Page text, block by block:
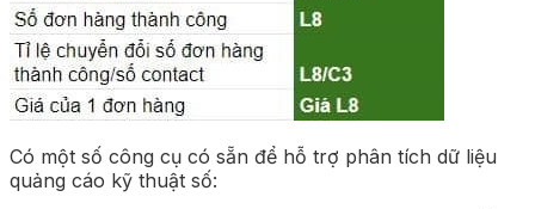
Có một số công cụ có sẵn để hỗ trợ phân tích dữ liệu
quảng cáo kỹ thuật số: